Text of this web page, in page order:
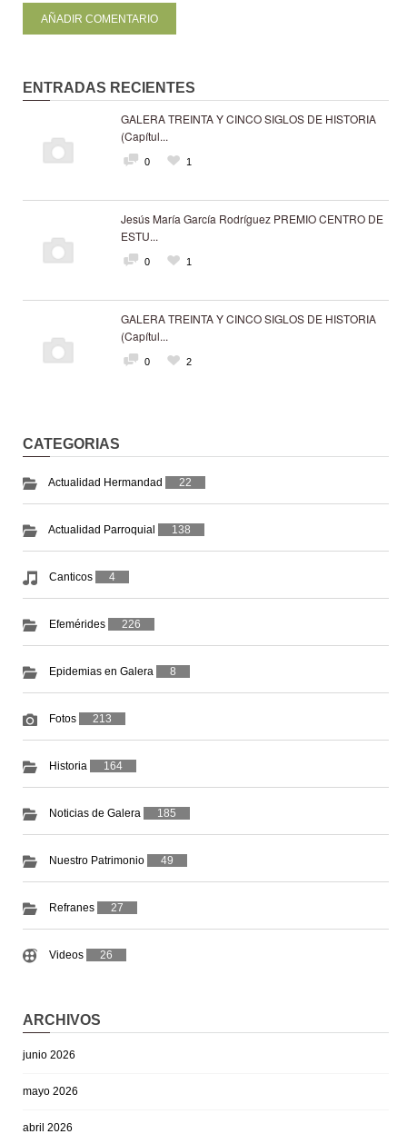
ENTRADAS RECIENTES
GALERA TREINTA Y CINCO SIGLOS DE HISTORIA
(Capítul...
0 1
Jesús María García Rodríguez PREMIO CENTRO DE
ESTU...
0 1
GALERA TREINTA Y CINCO SIGLOS DE HISTORIA
(Capítul...
0 2
CATEGORIAS
Actualidad Hermandad 22
Actualidad Parroquial 138
Canticos 4
Efemérides 226
Epidemias en Galera 8
Fotos 213
Historia 164
Noticias de Galera 185
Nuestro Patrimonio 49
Refranes 27
Videos 26
ARCHIVOS
junio 2026
mayo 2026
abril 2026